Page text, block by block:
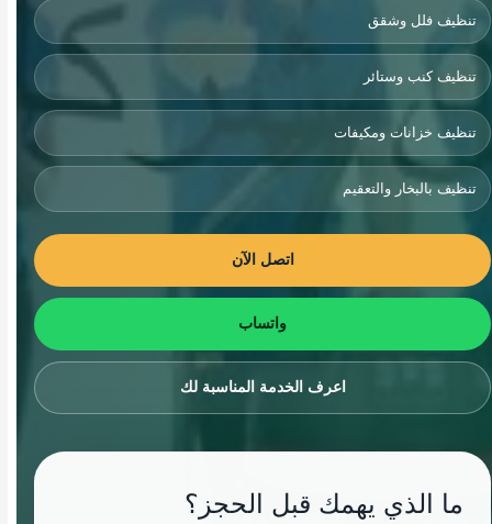
تنظيف فلل وشقق
تنظيف كنب وستائر
تنظيف خزانات ومكيفات
تنظيف بالبخار والتعقيم
اتصل الآن
واتساب
اعرف الخدمة المناسبة لك
ما الذي يهمك قبل الحجز؟